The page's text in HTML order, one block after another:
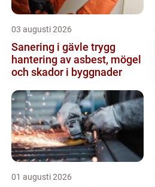
03 augusti 2026
Sanering i gävle trygg
hantering av asbest, mögel
och skador i byggnader
01 augusti 2026